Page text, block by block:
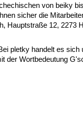
von beiky
sicher die
Hauptstraße 12, 2273
pletky handelt es sich
der Wortbedeutung